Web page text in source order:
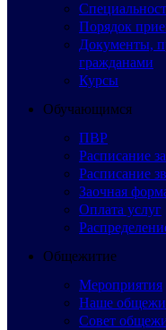
Порядок
Документы,
гражданами
Курсы
Обучающимся
ПВР
Расписание
Расписание
Заочная
Оплата услуг
Общежитие
Мероприятия
Наше
Совет